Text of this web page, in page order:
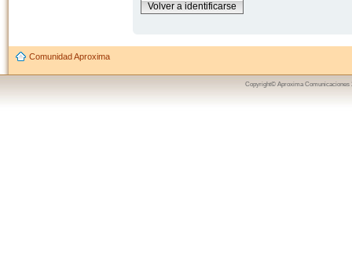
Volver a identificarse
Comunidad Aproxima
Copyright© Aproxima Comunicaciones